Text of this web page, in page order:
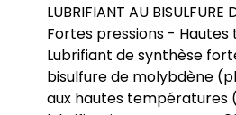
LUBRIFIANT AU BISULFURE
Fortes pressions -
Lubrifiant de synthèse
bisulfure de molybdène
aux hautes températures